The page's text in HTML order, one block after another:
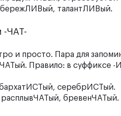
талантЛИВый.
-ЧАТ-
и просто. Пара для
Правило: в суффиксе -
серебрИСТый.
бревенЧАТый.